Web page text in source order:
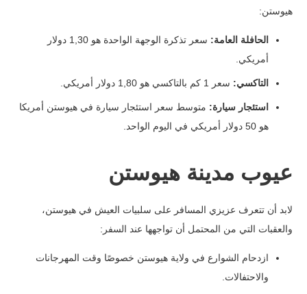
هيوستن:
الحافلة العامة:
سعر تذكرة الوجهة الواحدة هو 1,30 دولار
أمريكي.
التاكسي: سعر 1 كم بالتاكسي هو 1,80 دولار أمريكي.
استئجار سيارة: متوسط سعر استئجار سيارة في هيوستن أمريكا
هو 50 دولار أمريكي في اليوم الواحد.
عيوب مدينة هيوستن
لابد أن تتعرف عزيزي المسافر على سلبيات العيش في هيوستن،
والعقبات التي من المحتمل أن تواجهها عند السفر:
ازدحام الشوارع في ولاية هيوستن خصوصًا وقت المهرجانات
والاحتفالات.